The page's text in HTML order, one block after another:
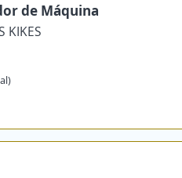
de Máquina
KIKES